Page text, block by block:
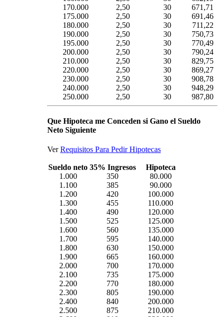
170.000
2,50 30
671,71
175.000
2,50 30
691,46
180.000
2,50 30
711,22
190.000
2,50 30
750,73
195.000
2,50 30
770,49
200.000
2,50 30
790,24
210.000
2,50 30
829,75
220.000
2,50 30
869,27
230.000
2,50 30
908,78
240.000
2,50 30
948,29
250.000
2,50 30 987,80
Que Hipoteca me Conceden si Gano el Sueldo
Neto Siguiente
VerRequisitos Para Pedir Hipotecas
Sueldo neto 35% Ingresos
Hipoteca
1.000
350
80.000
1.100
385
90.000
1.200
420
100.000
1.300
455
110.000
1.400
490
120.000
1.500
525
125.000
1.600
560
135.000
1.700
595
140.000
1.800
630
150.000
1.900
665
160.000
2.000
700
170.000
2.100
735
175.000
2.200
770
180.000
2.300
805
190.000
2.400
840
200.000
2.500
875
210.000